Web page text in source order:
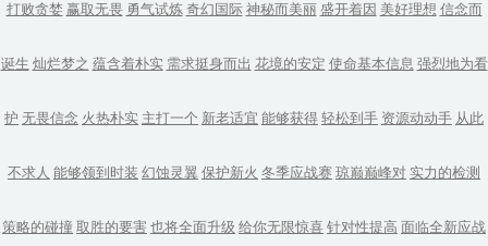
打败贪婪 赢取无畏 勇气试炼 奇幻国际 神秘而美丽 盛开着因 美好理想 信念而
诞生 灿烂梦之 蕴含着朴实 需求挺身而出 花境的安定 使命基本信息 强烈地为看
护 无畏信念 火热朴实 主打一个 新老适宜 能够获得 轻松到手 资源动动手 从此
不求人 能够领到时装 幻蚀灵翼 保护新火 冬季应战赛 琼巅巅峰对 实力的检测
策略的碰撞 取胜的要害 也将全面升级 给你无限惊喜 针对性提高 面临全新应战